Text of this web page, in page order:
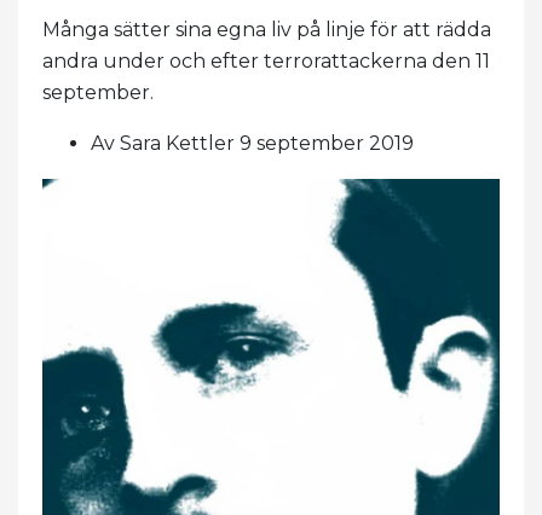
Många sätter sina egna liv på linje för att rädda
andra under och efter terrorattackerna den 11
september.
Av Sara Kettler 9 september 2019